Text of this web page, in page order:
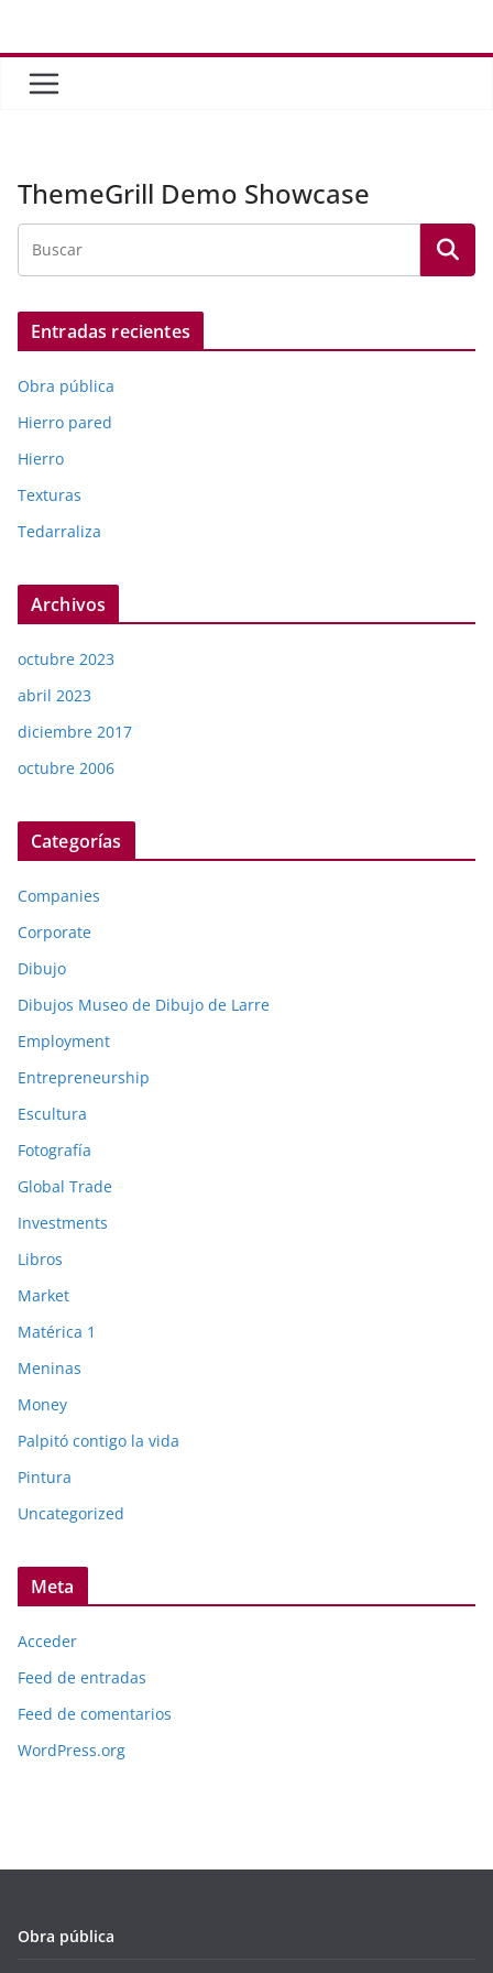
contenido
ThemeGrill Demo Showcase
Entradas recientes
Obra pública
Hierro pared
Hierro
Texturas
Tedarraliza
Archivos
octubre 2023
abril 2023
diciembre 2017
octubre 2006
Categorías
Companies
Corporate
Dibujo
Dibujos Museo de Dibujo de Larre
Employment
Entrepreneurship
Escultura
Fotografía
Global Trade
Investments
Libros
Market
Matérica 1
Meninas
Money
Palpitó contigo la vida
Pintura
Uncategorized
Meta
Acceder
Feed de entradas
Feed de comentarios
WordPress.org
Obra pública